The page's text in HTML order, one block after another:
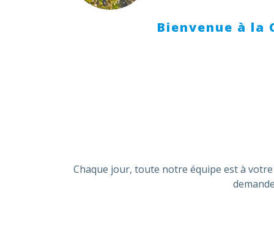
Bienvenue à
Chaque jour, toute notre équipe est à